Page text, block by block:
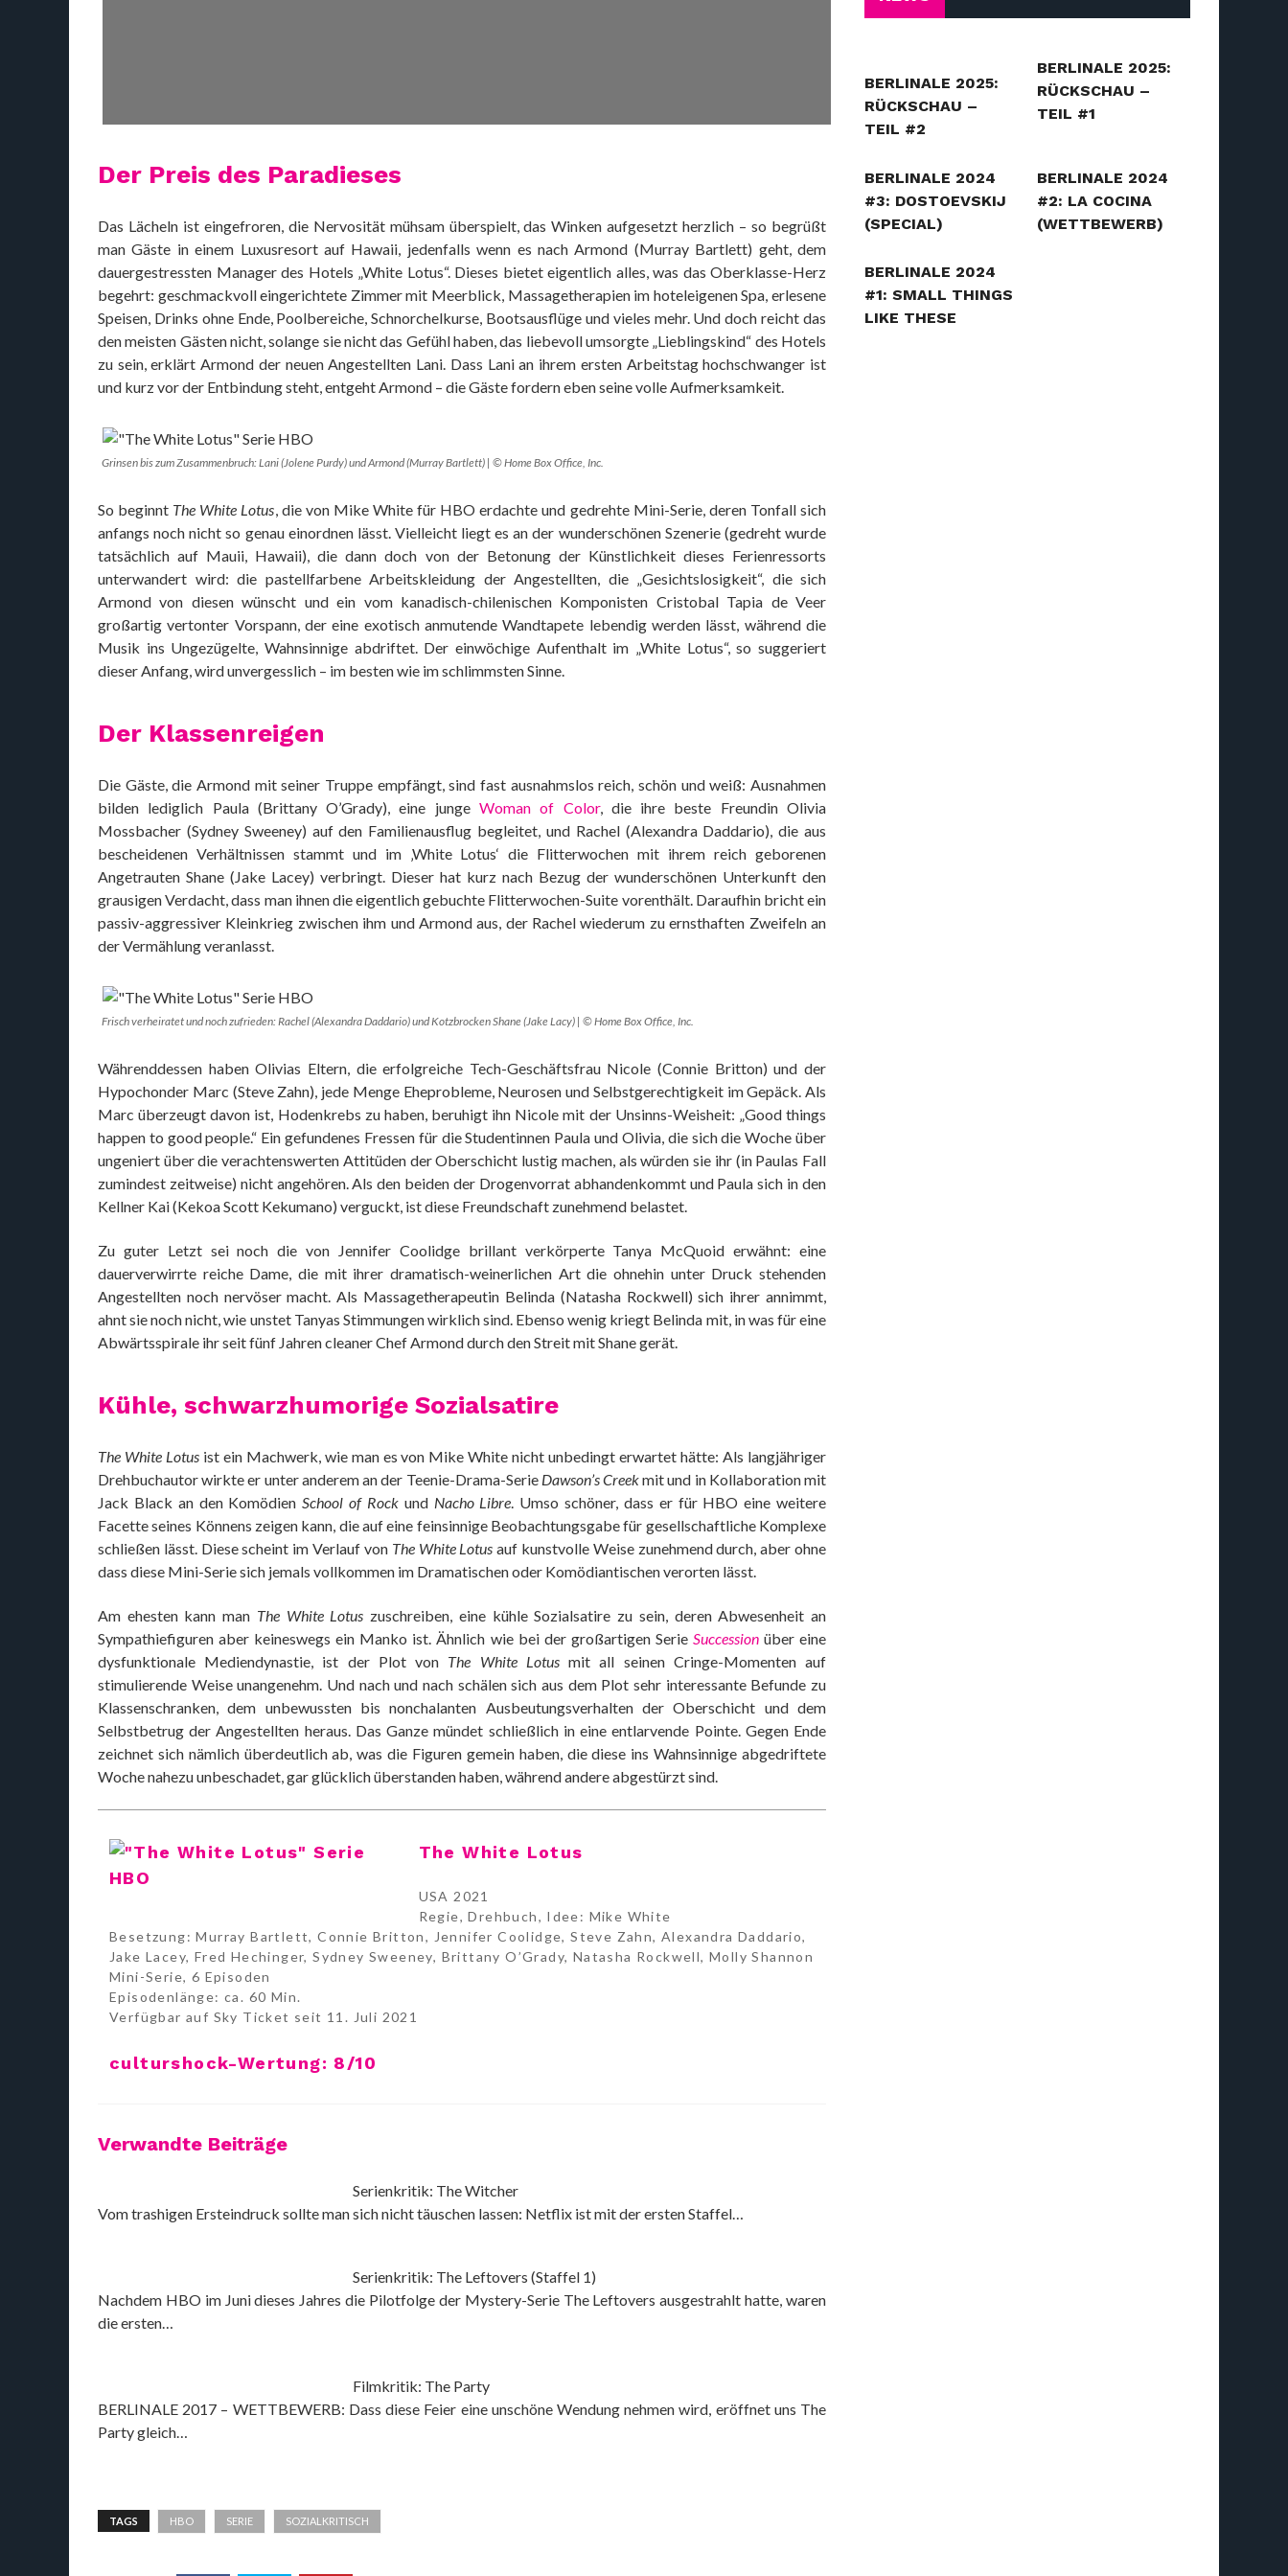
Der Preis des Paradieses
Das Lächeln ist eingefroren, die Nervosität mühsam überspielt, das Winken aufgesetzt herzlich – so begrüßt
man Gäste in einem Luxusresort auf Hawaii, jedenfalls wenn es nach Armond (Murray Bartlett) geht, dem
dauergestressten Manager des Hotels „White Lotus“. Dieses bietet eigentlich alles, was das Oberklasse-Herz
begehrt: geschmackvoll eingerichtete Zimmer mit Meerblick, Massagetherapien im hoteleigenen Spa, erlesene
Speisen, Drinks ohne Ende, Poolbereiche, Schnorchelkurse, Bootsausflüge und vieles mehr. Und doch reicht das
den meisten Gästen nicht, solange sie nicht das Gefühl haben, das liebevoll umsorgte „Lieblingskind“ des Hotels
zu sein, erklärt Armond der neuen Angestellten Lani. Dass Lani an ihrem ersten Arbeitstag hochschwanger ist
und kurz vor der Entbindung steht, entgeht Armond – die Gäste fordern eben seine volle Aufmerksamkeit.
Grinsen bis zum Zusammenbruch: Lani (Jolene Purdy) und Armond (Murray Bartlett) | © Home Box Office, Inc.
So beginnt The White Lotus, die von Mike White für HBO erdachte und gedrehte Mini-Serie, deren Tonfall sich
anfangs noch nicht so genau einordnen lässt. Vielleicht liegt es an der wunderschönen Szenerie (gedreht wurde
tatsächlich auf Mauii, Hawaii), die dann doch von der Betonung der Künstlichkeit dieses Ferienressorts
unterwandert wird: die pastellfarbene Arbeitskleidung der Angestellten, die „Gesichtslosigkeit“, die sich
Armond von diesen wünscht und ein vom kanadisch-chilenischen Komponisten Cristobal Tapia de Veer
großartig vertonter Vorspann, der eine exotisch anmutende Wandtapete lebendig werden lässt, während die
Musik ins Ungezügelte, Wahnsinnige abdriftet. Der einwöchige Aufenthalt im „White Lotus“, so suggeriert
dieser Anfang, wird unvergesslich – im besten wie im schlimmsten Sinne.
Der Klassenreigen
Die Gäste, die Armond mit seiner Truppe empfängt, sind fast ausnahmslos reich, schön und weiß: Ausnahmen
bilden lediglich Paula (Brittany O’Grady), eine junge Woman of Color, die ihre beste Freundin Olivia
Mossbacher (Sydney Sweeney) auf den Familienausflug begleitet, und Rachel (Alexandra Daddario), die aus
bescheidenen Verhältnissen stammt und im ‚White Lotus‘ die Flitterwochen mit ihrem reich geborenen
Angetrauten Shane (Jake Lacey) verbringt. Dieser hat kurz nach Bezug der wunderschönen Unterkunft den
grausigen Verdacht, dass man ihnen die eigentlich gebuchte Flitterwochen-Suite vorenthält. Daraufhin bricht ein
passiv-aggressiver Kleinkrieg zwischen ihm und Armond aus, der Rachel wiederum zu ernsthaften Zweifeln an
der Vermählung veranlasst.
Frisch verheiratet und noch zufrieden: Rachel (Alexandra Daddario) und Kotzbrocken Shane (Jake Lacy) | © Home Box Office, Inc.
Währenddessen haben Olivias Eltern, die erfolgreiche Tech-Geschäftsfrau Nicole (Connie Britton) und der
Hypochonder Marc (Steve Zahn), jede Menge Eheprobleme, Neurosen und Selbstgerechtigkeit im Gepäck. Als
Marc überzeugt davon ist, Hodenkrebs zu haben, beruhigt ihn Nicole mit der Unsinns-Weisheit: „Good things
happen to good people.“ Ein gefundenes Fressen für die Studentinnen Paula und Olivia, die sich die Woche über
ungeniert über die verachtenswerten Attitüden der Oberschicht lustig machen, als würden sie ihr (in Paulas Fall
zumindest zeitweise) nicht angehören. Als den beiden der Drogenvorrat abhandenkommt und Paula sich in den
Kellner Kai (Kekoa Scott Kekumano) verguckt, ist diese Freundschaft zunehmend belastet.
Zu guter Letzt sei noch die von Jennifer Coolidge brillant verkörperte Tanya McQuoid erwähnt: eine
dauerverwirrte reiche Dame, die mit ihrer dramatisch-weinerlichen Art die ohnehin unter Druck stehenden
Angestellten noch nervöser macht. Als Massagetherapeutin Belinda (Natasha Rockwell) sich ihrer annimmt,
ahnt sie noch nicht, wie unstet Tanyas Stimmungen wirklich sind. Ebenso wenig kriegt Belinda mit, in was für eine
Abwärtsspirale ihr seit fünf Jahren cleaner Chef Armond durch den Streit mit Shane gerät.
Kühle, schwarzhumorige Sozialsatire
The White Lotusist ein Machwerk, wie man es von Mike White nicht unbedingt erwartet hätte: Als langjähriger
Drehbuchautor wirkte er unter anderem an der Teenie-Drama-Serie Dawson’s Creekmit und in Kollaboration mit
Jack Black an den KomödienSchool of Rockund Nacho Libre. Umso schöner, dass er für HBO eine weitere
Facette seines Könnens zeigen kann, die auf eine feinsinnige Beobachtungsgabe für gesellschaftliche Komplexe
schließen lässt. Diese scheint im Verlauf von The White Lotus auf kunstvolle Weise zunehmend durch, aber ohne
dass diese Mini-Serie sich jemals vollkommen im Dramatischen oder Komödiantischen verorten lässt.
Am ehesten kann man The White Lotus zuschreiben, eine kühle Sozialsatire zu sein, deren Abwesenheit an
Sympathiefiguren aber keineswegs ein Manko ist. Ähnlich wie bei der großartigen Serie Successionüber eine
dysfunktionale Mediendynastie, ist der Plot von The White Lotusmit all seinen Cringe-Momenten auf
stimulierende Weise unangenehm. Und nach und nach schälen sich aus dem Plot sehr interessante Befunde zu
Klassenschranken, dem unbewussten bis nonchalanten Ausbeutungsverhalten der Oberschicht und dem
Selbstbetrug der Angestellten heraus. Das Ganze mündet schließlich in eine entlarvende Pointe. Gegen Ende
zeichnet sich nämlich überdeutlich ab, was die Figuren gemein haben, die diese ins Wahnsinnige abgedriftete
Woche nahezu unbeschadet, gar glücklich überstanden haben, während andere abgestürzt sind.
The White Lotus
USA 2021
Regie, Drehbuch, Idee: Mike White
Besetzung: Murray Bartlett, Connie Britton, Jennifer Coolidge, Steve Zahn, Alexandra Daddario,
Jake Lacey, Fred Hechinger, Sydney Sweeney, Brittany O’Grady, Natasha Rockwell, Molly Shannon
Mini-Serie, 6 Episoden
Episodenlänge: ca. 60 Min.
Verfügbar auf Sky Ticket seit 11. Juli 2021
culturshock-Wertung: 8/10
Verwandte Beiträge
Serienkritik: The Witcher
Vom trashigen Ersteindruck sollte man sich nicht täuschen lassen: Netflix ist mit der ersten Staffel…
Serienkritik: The Leftovers (Staffel 1)
Nachdem HBO im Juni dieses Jahres die Pilotfolge der Mystery-Serie The Leftovers ausgestrahlt hatte, waren
die ersten…
Filmkritik: The Party
BERLINALE 2017 – WETTBEWERB: Dass diese Feier eine unschöne Wendung nehmen wird, eröffnet uns The
Party gleich…
TAGS HBO SERIE SOZIALKRITISCH
BERLINALE 2025:
RÜCKSCHAU –
TEIL #2
BERLINALE 2025:
RÜCKSCHAU –
TEIL #1
BERLINALE 2024
#3: DOSTOEVSKIJ
(SPECIAL)
BERLINALE 2024
#2: LA COCINA
(WETTBEWERB)
BERLINALE 2024
#1: SMALL THINGS
LIKE THESE